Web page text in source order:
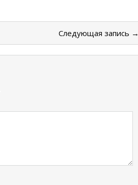
Следующая запись →